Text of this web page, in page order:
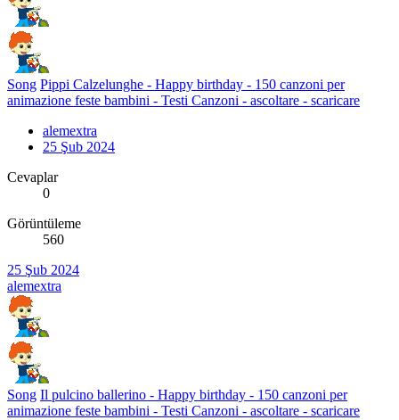
Song Pippi Calzelunghe - Happy birthday - 150 canzoni per
animazione feste bambini - Testi Canzoni - ascoltare - scaricare
alemextra
25 Şub 2024
Cevaplar
0
Görüntüleme
560
25 Şub 2024
alemextra
Song Il pulcino ballerino - Happy birthday - 150 canzoni per
animazione feste bambini - Testi Canzoni - ascoltare - scaricare